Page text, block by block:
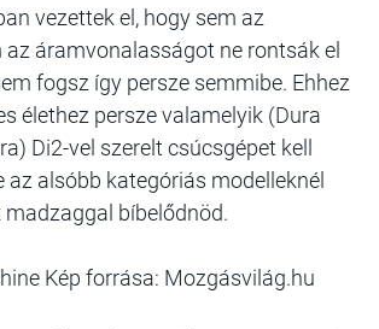
vezettek el, hogy sem az
az áramvonalasságot ne rontsák el
fogsz így persze semmibe. Ehhez
élethez persze valamelyik (Dura
Di2-vel szerelt csúcsgépet kell
az alsóbb kategóriás modelleknél
madzaggal bíbelődnöd.
Kép forrása: Mozgásvilág.hu